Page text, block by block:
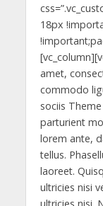
18px
amet,
commodo
sociis
parturient
lorem ante,
tellus.
laoreet.
ultricies nisi